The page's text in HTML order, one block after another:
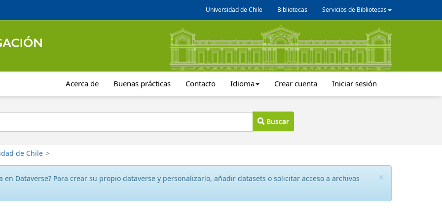
Universidad de Chile Bibliotecas Servicios de Bibliotecas
Acerca de Buenas prácticas Contacto Idioma Crear cuenta Iniciar sesión
Buscar
de Chile >
×
en Dataverse? Para crear su propio dataverse y personalizarlo, añadir datasets o solicitar acceso a archivos